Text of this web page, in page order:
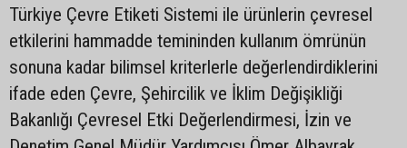
Türkiye Çevre Etiketi Sistemi ile ürünlerin çevresel
etkilerini hammadde temininden kullanım ömrünün
sonuna kadar bilimsel kriterlerle değerlendirdiklerini
ifade eden Çevre, Şehircilik ve İklim Değişikliği
Bakanlığı Çevresel Etki Değerlendirmesi, İzin ve